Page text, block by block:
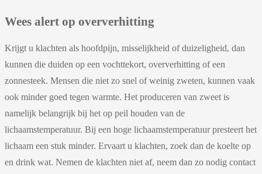
Wees alert op oververhitting
Krijgt u klachten als hoofdpijn, misselijkheid of duizeligheid, dan
kunnen die duiden op een vochttekort, oververhitting of een
zonnesteek. Mensen die niet zo snel of weinig zweten, kunnen vaak
ook minder goed tegen warmte. Het produceren van zweet is
namelijk belangrijk bij het op peil houden van de
lichaamstemperatuur. Bij een hoge lichaamstemperatuur presteert het
lichaam een stuk minder. Ervaart u klachten, zoek dan de koelte op
en drink wat. Nemen de klachten niet af, neem dan zo nodig contact